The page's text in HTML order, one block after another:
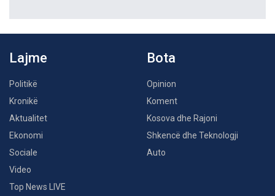
Lajme
Politikë
Kronikë
Aktualitet
Ekonomi
Sociale
Video
Top News LIVE
Bota
Opinion
Koment
Kosova dhe Rajoni
Shkencë dhe Teknologji
Auto